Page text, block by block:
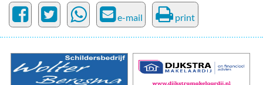
e-mail print